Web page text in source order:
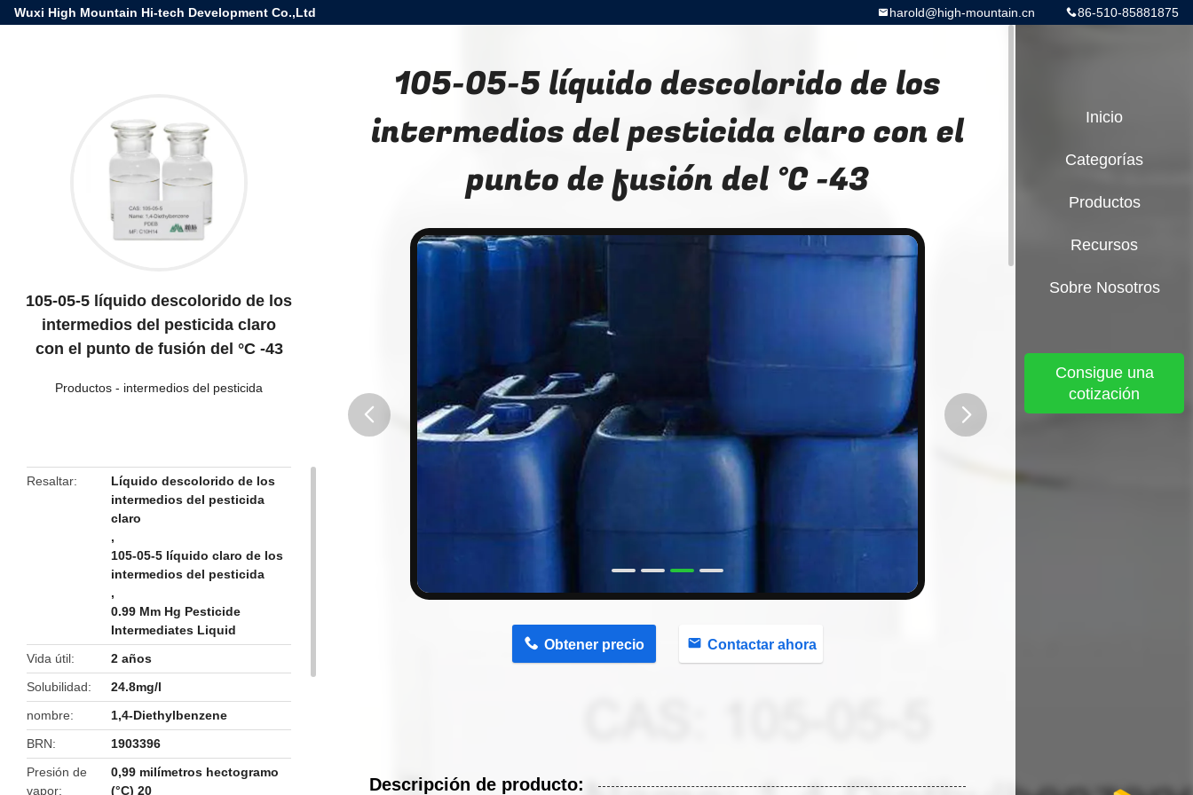
Wuxi High Mountain Hi-tech Development Co.,Ltd 86-510-85881875
harold@high-mountain.cn
105-05-5 líquido descolorido de los
intermedios del pesticida claro
con el punto de fusión del °C -43
Productos - intermedios del pesticida
Resaltar
Líquido descolorido de los
intermedios del pesticida
claro
,
105-05-5 líquido claro de los
intermedios del pesticida
,
0.99 Mm Hg Pesticide
Intermediates Liquid
Vida útil
2 años
Solubilidad
24.8mg/l
nombre
1,4-Diethylbenzene
BRN
1903396
Presión de
vapor
0,99 milímetros hectogramo
(°C) 20
105-05-5 líquido descolorido de los
intermedios del pesticida claro con el
punto de fusión del °C -43
Obtener precio Contactar ahora
Descripción de producto:
Inicio
Categorías
Productos
Recursos
Sobre Nosotros
Consigue una
cotización